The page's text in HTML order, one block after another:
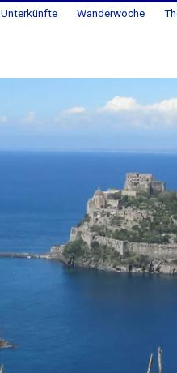
Unterkünfte Wanderwoche